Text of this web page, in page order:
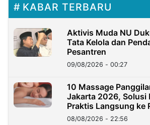
KABAR TERBARU
Aktivis Muda NU
Tata Kelola dan
Pesantren
09/08/2026 - 00:27
10 Massage
Jakarta 2026, Solusi
Praktis Langsung ke
08/08/2026 - 22:56